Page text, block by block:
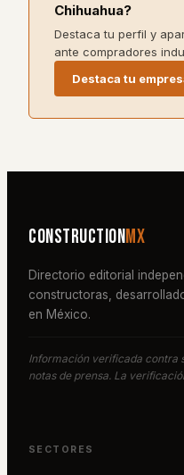
Chihuahua?
Destaca tu perfil y
ante compradores
Destaca tu
ConstructionMX
Directorio editorial
constructoras,
en México.
Información verificada contra
notas de prensa. La
SECTORES